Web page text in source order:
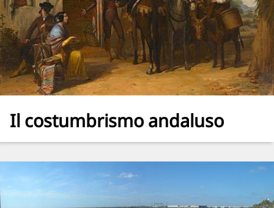
Il costumbrismo andaluso